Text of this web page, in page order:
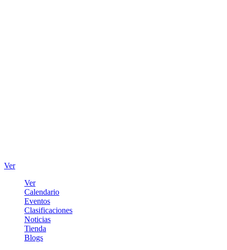
Ver
Ver
Calendario
Eventos
Clasificaciones
Noticias
Tienda
Blogs